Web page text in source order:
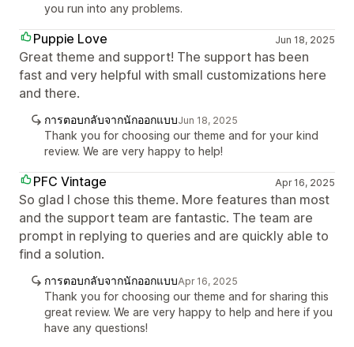
you run into any problems.
Puppie Love Jun 18, 2025
Great theme and support! The support has been
fast and very helpful with small customizations here
and there.
การตอบกลับจากนักออกแบบJun 18, 2025
Thank you for choosing our theme and for your kind
review. We are very happy to help!
PFC Vintage Apr 16, 2025
So glad I chose this theme. More features than most
and the support team are fantastic. The team are
prompt in replying to queries and are quickly able to
find a solution.
การตอบกลับจากนักออกแบบApr 16, 2025
Thank you for choosing our theme and for sharing this
great review. We are very happy to help and here if you
have any questions!